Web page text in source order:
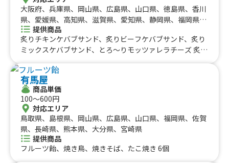
大阪府、兵庫県、岡山県、広島県、山口県、徳島県、香川
県、愛媛県、高知県、滋賀県、愛知県、静岡県、福岡県、
京都府、和歌山県、三重県、鳥取県、東京都、千葉県、群
馬県
提供商品
炙りチキンケバブサンド、炙りビーフケバブサンド、炙り
ミックスケバブサンド、とろ〜りモッツァレラチーズ 炙り
テト
有馬屋
商品単価
100〜600円
対応エリア
鳥取県、島根県、岡山県、広島県、山口県、福岡県、佐賀
県、長崎県、熊本県、大分県、宮崎県
提供商品
フルーツ飴、焼き鳥、焼きそば、たこ焼き 6個